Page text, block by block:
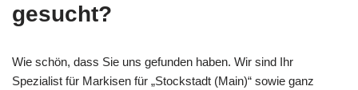
gesucht?
Wie schön, dass Sie uns gefunden haben. Wir sind Ihr
Spezialist für Markisen für „Stockstadt (Main)“ sowie ganz